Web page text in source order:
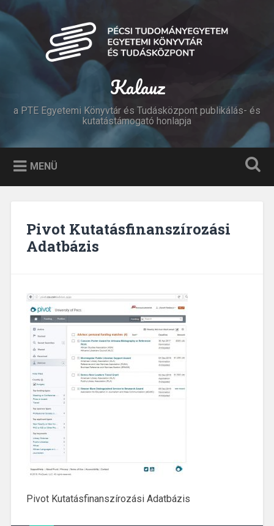
Tovább
tartalomhoz
Keresés
Kalauz
a PTE Egyetemi Könyvtár és Tudásközpont publikálás- és
kutatástámogató honlapja
MENÜ
Pivot Kutatásfinanszírozási
Adatbázis
Pivot Kutatásfinanszírozási Adatbázis